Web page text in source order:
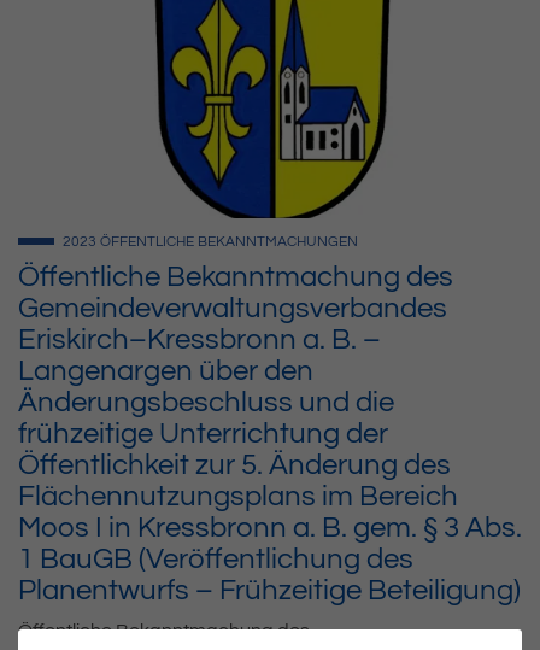
Öffentliche Bekanntmachung des
Gemeindeverwaltungsverbandes
Eriskirch–Kressbronn a. B. –
Langenargen über den
Änderungsbeschluss und die
frühzeitige Unterrichtung der
Öffentlichkeit zur 5. Änderung des
Flächennutzungsplans im Bereich
Moos I in Kressbronn a. B. gem. § 3 Abs.
1 BauGB (Veröffentlichung des
Planentwurfs – Frühzeitige Beteiligung)
2023 ÖFFENTLICHE BEKANNTMACHUNGEN
Öffentliche Bekanntmachung des